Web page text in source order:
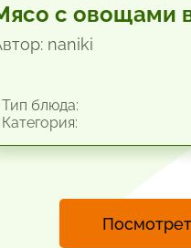
с овощами
naniki
блюда: